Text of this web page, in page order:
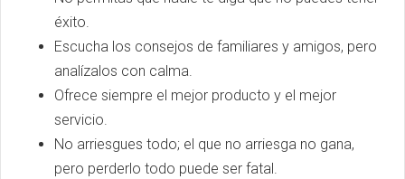
éxito.
Escucha los consejos de familiares y amigos, pero
analízalos con calma.
Ofrece siempre el mejor producto y el mejor
servicio.
No arriesgues todo; el que no arriesga no gana,
pero perderlo todo puede ser fatal.